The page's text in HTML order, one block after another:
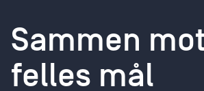
Sammen
felles mål